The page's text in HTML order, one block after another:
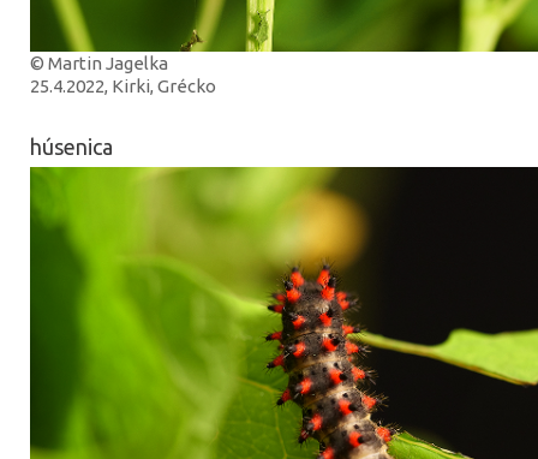
© Martin Jagelka
25.4.2022, Kirki, Grécko
húsenica